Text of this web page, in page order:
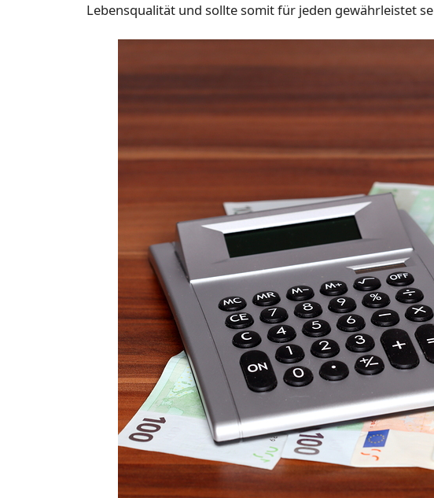
Lebensqualität und sollte somit für jeden gewährleistet